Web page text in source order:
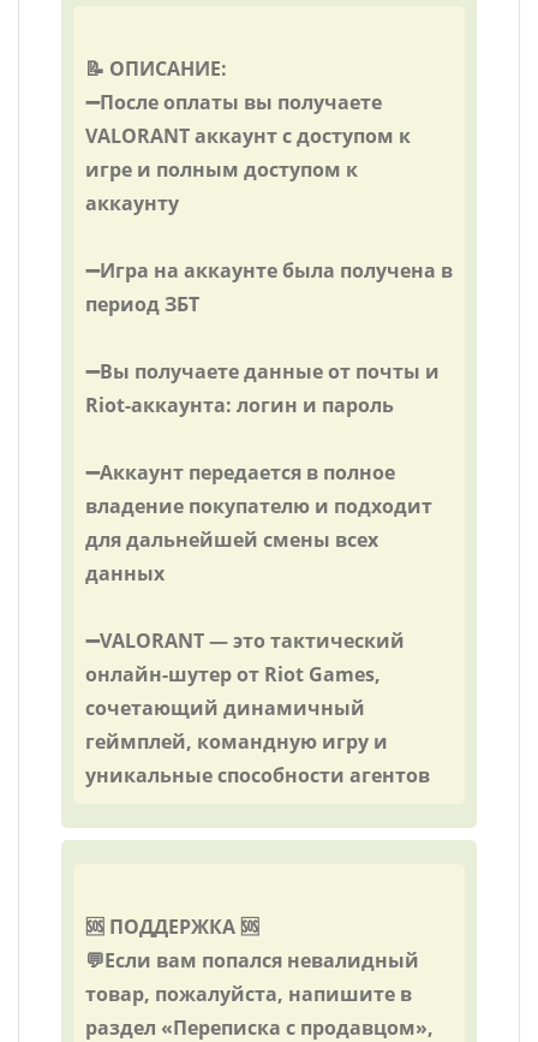
📝 ОПИСАНИЕ:
➖После оплаты вы получаете
VALORANT аккаунт с доступом к
игре и полным доступом к
аккаунту
➖Игра на аккаунте была получена в
период ЗБТ
➖Вы получаете данные от почты и
Riot-аккаунта: логин и пароль
➖Аккаунт передается в полное
владение покупателю и подходит
для дальнейшей смены всех
данных
➖VALORANT — это тактический
онлайн-шутер от Riot Games,
сочетающий динамичный
геймплей, командную игру и
уникальные способности агентов
🆘 ПОДДЕРЖКА 🆘
💬Если вам попался невалидный
товар, пожалуйста, напишите в
раздел «Переписка с продавцом»,